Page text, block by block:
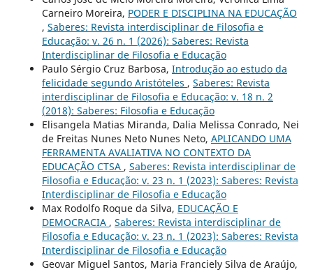
Carneiro Moreira, PODER E DISCIPLINA NA EDUCAÇÃO
, Saberes: Revista interdisciplinar de Filosofia e
Educação: v. 26 n. 1 (2026): Saberes: Revista
Interdisciplinar de Filosofia e Educação
Paulo Sérgio Cruz Barbosa, Introdução ao estudo da
felicidade segundo Aristóteles , Saberes: Revista
interdisciplinar de Filosofia e Educação: v. 18 n. 2
(2018): Saberes: Filosofia e Educação
Elisangela Matias Miranda, Dalia Melissa Conrado, Nei
de Freitas Nunes Neto Nunes Neto, APLICANDO UMA
FERRAMENTA AVALIATIVA NO CONTEXTO DA
EDUCAÇÃO CTSA , Saberes: Revista interdisciplinar de
Filosofia e Educação: v. 23 n. 1 (2023): Saberes: Revista
Interdisciplinar de Filosofia e Educação
Max Rodolfo Roque da Silva, EDUCAÇÃO E
DEMOCRACIA , Saberes: Revista interdisciplinar de
Filosofia e Educação: v. 23 n. 1 (2023): Saberes: Revista
Interdisciplinar de Filosofia e Educação
Geovar Miguel Santos, Maria Franciely Silva de Araújo,